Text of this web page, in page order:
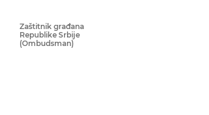
Zaštitnik građana
Republike Srbije
(Ombudsman)